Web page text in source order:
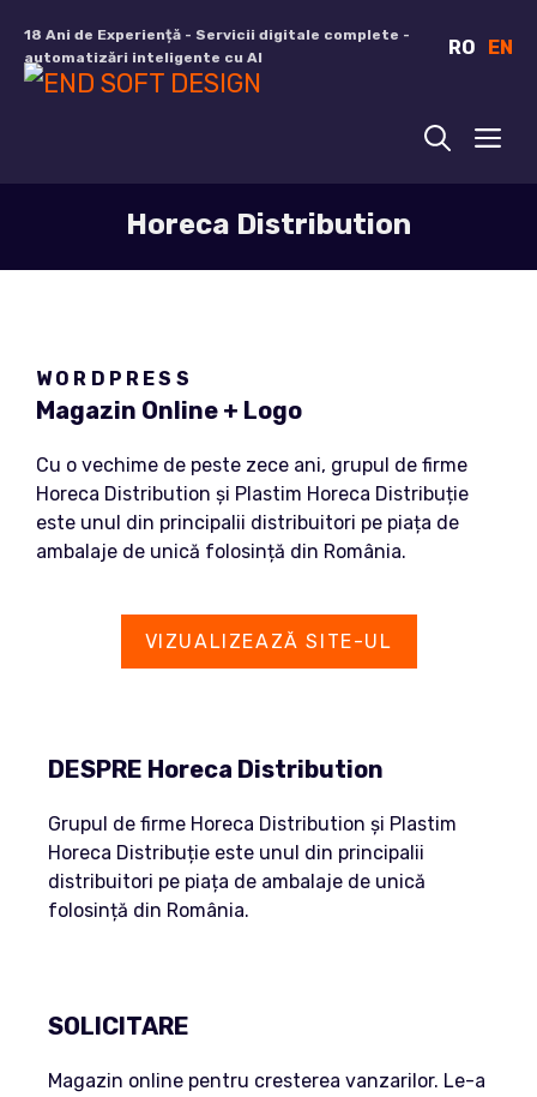
conținut
18 Ani de Experiență - Servicii digitale complete -
automatizări inteligente cu AI
RO EN
Horeca Distribution
WORDPRESS
Magazin Online + Logo
Cu o vechime de peste zece ani, grupul de firme
Horeca Distribution și Plastim Horeca Distribuție
este unul din principalii distribuitori pe piața de
ambalaje de unică folosință din România.
VIZUALIZEAZĂ SITE-UL
DESPRE Horeca Distribution
Grupul de firme Horeca Distribution și Plastim
Horeca Distribuție este unul din principalii
distribuitori pe piața de ambalaje de unică
folosință din România.
SOLICITARE
Magazin online pentru cresterea vanzarilor. Le-a